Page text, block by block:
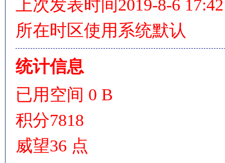
上次发表时间2019-8-6 17:42
所在时区使用系统默认
统计信息
已用空间 0 B
积分7818
威望36 点